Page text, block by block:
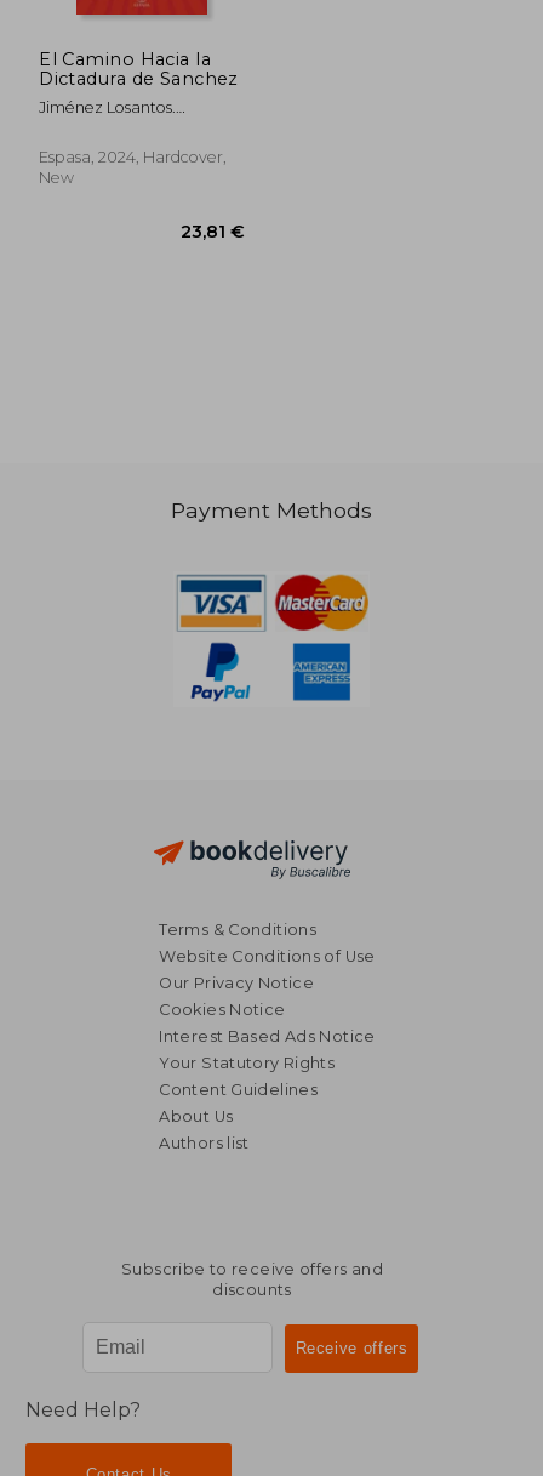
El Camino Hacia la
Dictadura de Sanchez
Jiménez Losantos.
Espasa, 2024, Hardcover,
New
Payment Methods
Terms & Conditions
Website Conditions of Use
Our Privacy Notice
Cookies Notice
Interest Based Ads Notice
Your Statutory Rights
Content Guidelines
About Us
Authors list
Subscribe to receive offers and
discounts
Need Help?